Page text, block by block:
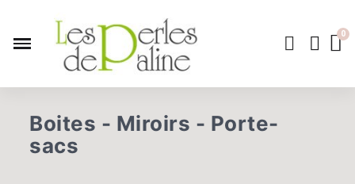
Boites - Miroirs - Porte-
sacs